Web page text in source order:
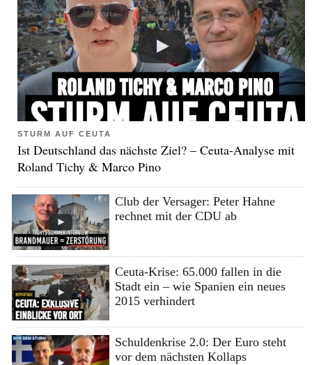
STURM AUF CEUTA
Ist Deutschland das nächste Ziel? – Ceuta-Analyse mit
Roland Tichy & Marco Pino
Club der Versager: Peter Hahne
rechnet mit der CDU ab
Ceuta-Krise: 65.000 fallen in die
Stadt ein – wie Spanien ein neues
2015 verhindert
Schuldenkrise 2.0: Der Euro steht
vor dem nächsten Kollaps